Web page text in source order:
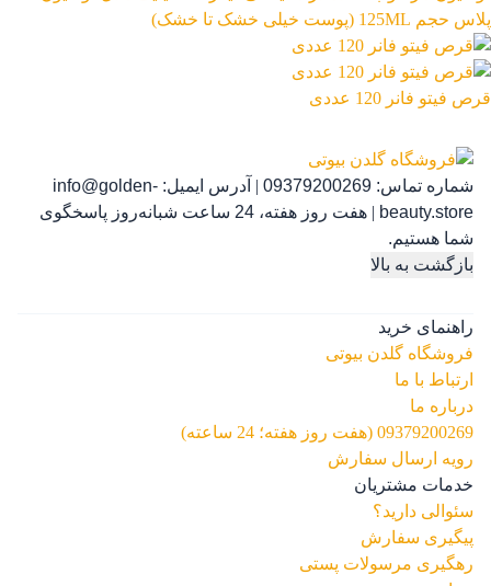
پلاس حجم 125ML (پوست خیلی خشک تا خشک)
قرص فیتو فانر 120 عددی
شماره تماس: 09379200269
| آدرس ایمیل: info@golden-
beauty.store
|
هفت روز هفته، 24 ساعت شبانه‌روز پاسخگوی
شما هستیم.
بازگشت به بالا
راهنمای خرید
فروشگاه گلدن بیوتی
ارتباط با ما
درباره ما
09379200269 (هفت روز هفته؛ 24 ساعته)
رویه ارسال سفارش
خدمات مشتریان
سئوالی دارید؟
پیگیری سفارش
رهگیری مرسولات پستی